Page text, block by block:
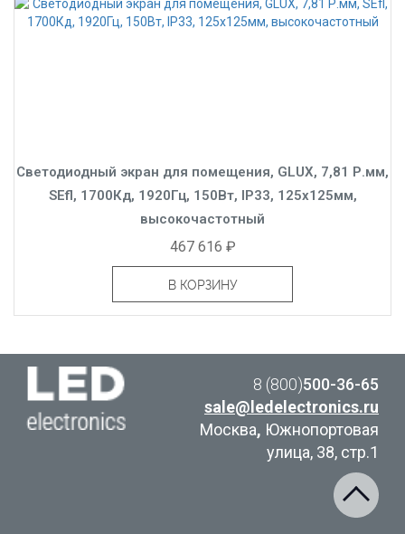
Светодиодный экран для помещения, GLUX, 7,81 Р.мм,
SEfl, 1700Кд, 1920Гц, 150Вт, IP33, 125x125мм,
высокочастотный
467 616 ₽
В КОРЗИНУ
8 (800)500-36-65
sale@ledelectronics.ru
Москва, Южнопортовая
улица, 38, стр.1